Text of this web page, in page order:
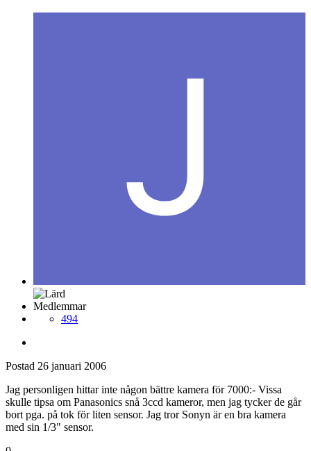
Medlemmar
494
Postad 26 januari 2006
Jag personligen hittar inte någon bättre kamera för 7000:- Vissa
skulle tipsa om Panasonics snå 3ccd kameror, men jag tycker de går
bort pga. på tok för liten sensor. Jag tror Sonyn är en bra kamera
med sin 1/3" sensor.